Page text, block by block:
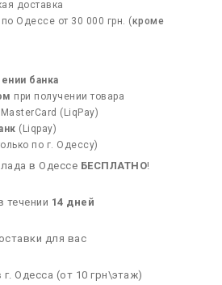
доставка
по Одессе от 30 000 грн. (кроме
банка
при получении товара
(LiqPay)
(Liqpay)
по г. Одессу)
в Одессе БЕСПЛАТНО!
течении 14 дней
для вас
Одесса (от 10 грн\этаж)